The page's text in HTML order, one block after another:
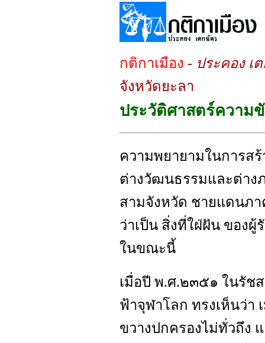
กติกาเมือง - ประคอง เ
จังหวัดยะลา
ประวัติศาสตร์ความ
ความพยายามในการส
ต่างวัฒนธรรมและต่าง
สามจังหวัด ชายแดนภ
ว่าเป็น สิ่งที่ใฝ่ฝัน ของ
ในขณะนี้
เมื่อปี พ.ศ.๒๓๕๑ ในรัช
ฟ้าจุฬาโลก ทรงเห็นว่า
ขวางปกครองไม่ทั่วถึง